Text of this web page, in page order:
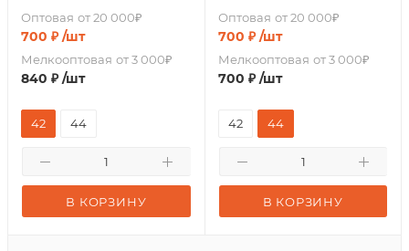
Оптовая от 20 000₽
700 ₽ /шт
Мелкооптовая от 3 000₽
840 ₽ /шт
В КОРЗИНУ
42 44
Оптовая от 20 000₽
700 ₽ /шт
Мелкооптовая от 3 000₽
700 ₽ /шт
В КОРЗИНУ
42 44